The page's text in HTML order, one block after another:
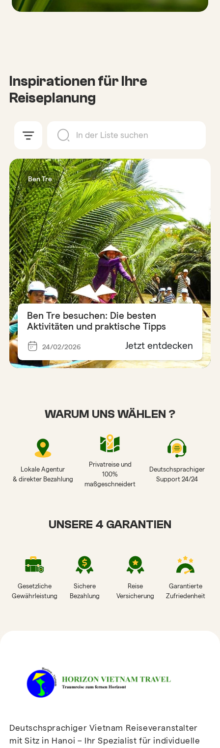
Inspirationen für Ihre
Reiseplanung
Ben Tre
Ben Tre besuchen: Die besten
Aktivitäten und praktische Tipps
24/02/2026 Jetzt entdecken
WARUM UNS WÄHLEN ?
Lokale Agentur
& direkter Bezahlung
Privatreise und
100%
maßgeschneidert
Deutschsprachiger
Support 24/24
UNSERE 4 GARANTIEN
Gesetzliche
Gewährleistung
Sichere
Bezahlung
Reise
Versicherung
Garantierte
Zufriedenheit
Deutschsprachiger Vietnam Reiseveranstalter
mit Sitz in Hanoi – Ihr Spezialist für individuelle